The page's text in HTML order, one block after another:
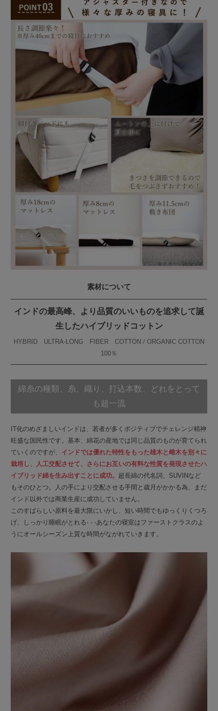
素材について
インドの最高峰、より品質のいいものを追求して誕
生したハイブリッドコットン
HYBRID ULTRA-LONG FIBER COTTON / ORGANIC COTTON
100％
綿糸の種類、糸、織り、打込本数、
どれをとって
も超一流
IT化のめざましいインドは、若者が多くポジティブでチェレンジ精神
旺盛な国民性です。基本、綿花の産地では同じ品質のものが育てられ
ていくのですが、 インドでは優れた特性をもった雄木と雌木を別々に
栽培し、人工交配させて、さらにお互いの有料な性質を発現させたハ
イブリッド綿を生み出すことに成功。 超長綿の代名詞、SUVINなど
もそのひとつ。人の手により交配させる手間と歳月がかかる為、まだ
インド以外では商業生産に成功していません。
このすばらしい原料を最大限にいかし、短い時間でもゆっくりくつろ
げ、しっかり睡眠がとれる- - -あなたの寝室はファーストクラスのよ
うにオールシーズン上質な時間がながれていきます。